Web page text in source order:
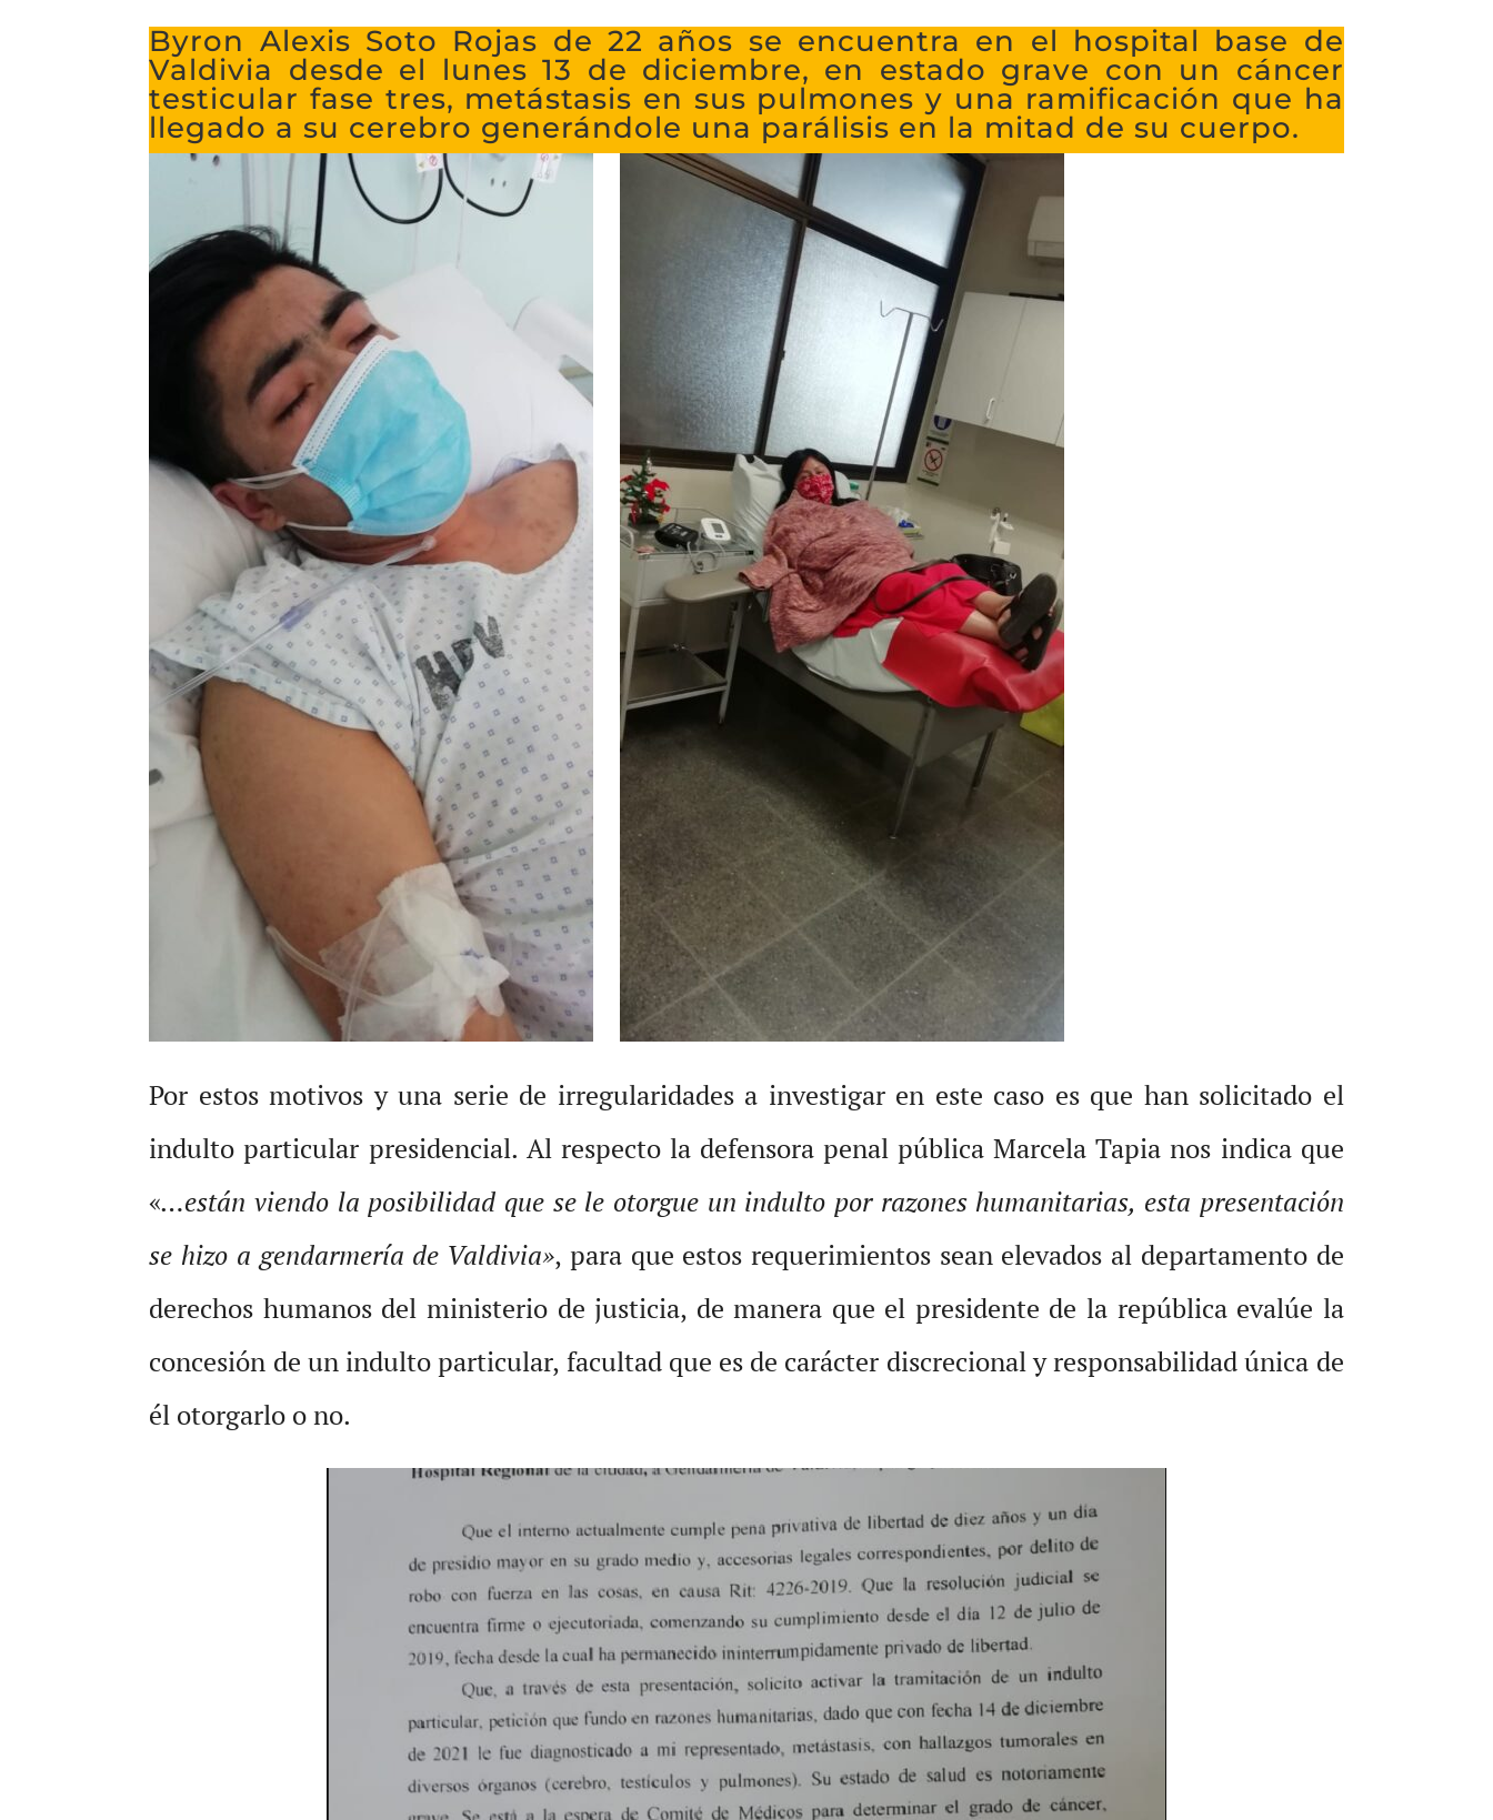
Byron Alexis Soto Rojas de 22 años se encuentra en el hospital base de
Valdivia desde el lunes 13 de diciembre, en estado grave con un cáncer
testicular fase tres, metástasis en sus pulmones y una ramificación que ha
llegado a su cerebro generándole una parálisis en la mitad de su cuerpo.
Por estos motivos y una serie de irregularidades a investigar en este caso es que han solicitado el
indulto particular presidencial. Al respecto la defensora penal pública Marcela Tapia nos indica que
«…están viendo la posibilidad que se le otorgue un indulto por razones humanitarias, esta presentación
se hizo a gendarmería de Valdivia», para que estos requerimientos sean elevados al departamento de
derechos humanos del ministerio de justicia, de manera que el presidente de la república evalúe la
concesión de un indulto particular, facultad que es de carácter discrecional y responsabilidad única de
él otorgarlo o no.